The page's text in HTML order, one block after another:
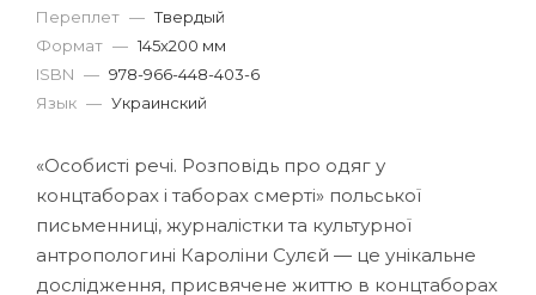
Переплет — Твердый
Формат — 145x200 мм
ISBN — 978-966-448-403-6
Язык — Украинский
«Особисті речі. Розповідь про одяг у
концтаборах і таборах смерті» польської
письменниці, журналістки та культурної
антропологині Кароліни Сулєй — це унікальне
дослідження, присвячене життю в концтаборах